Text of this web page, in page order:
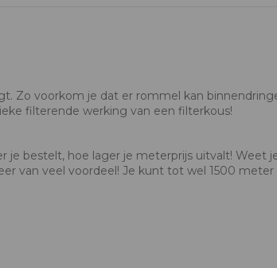
Zo voorkom je dat er rommel kan
filterende werking van een filterkous!
bestelt, hoe lager je meterprijs uitvalt! Weet
van veel voordeel! Je kunt tot wel 1500